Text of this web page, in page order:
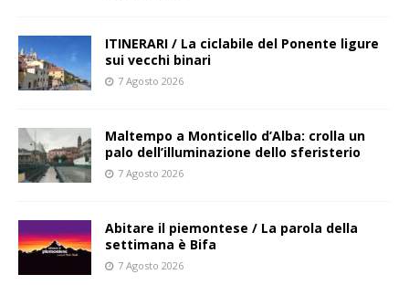
ITINERARI / La ciclabile del Ponente ligure
sui vecchi binari
7 Agosto 2026
Maltempo a Monticello d’Alba: crolla un
palo dell’illuminazione dello sferisterio
7 Agosto 2026
Abitare il piemontese / La parola della
settimana è Bifa
7 Agosto 2026